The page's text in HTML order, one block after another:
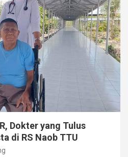
Dokter yang Tulus
di RS Naob TTU